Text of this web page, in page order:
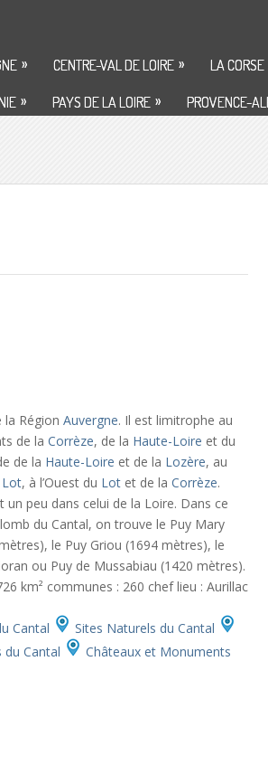
» CENTRE-VAL DE LOIRE » LA CORSE
» PAYS DE LA LOIRE » PROVENCE-
la RégionAuvergne. Il est limitrophe au
de laCorrèze, de la Haute-Loire et du
de la Haute-Loire et de la Lozère, au
Lot, à l’Ouest du Lot et de laCorrèze.
peu dans celui de la Loire. Dans ce
du Cantal, on trouve le Puy Mary
le Puy Griou (1694 mètres), le
ou Puy de Mussabiau (1420 mètres).
km² communes : 260 chef lieu : Aurillac
Cantal
Sites Naturels du Cantal
du Cantal
Châteaux et Monuments